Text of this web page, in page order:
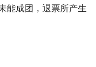
能成团，退票所产生